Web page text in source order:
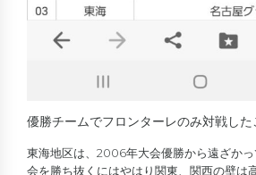
優勝チームでフロンターレのみ対戦した
東海地区は、2006年大会優勝から遠ざか
会を勝ち抜くにはやはり関東、関西の壁は高